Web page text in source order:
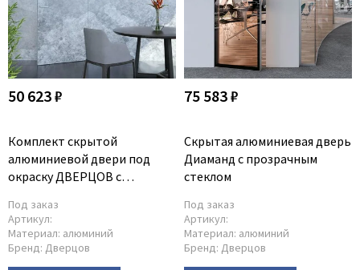
50 623 ₽
Комплект скрытой
алюминиевой двери под
окраску ДВЕРЦОВ с
Под заказ
Артикул:
Материал: алюминий
Бренд: Дверцов
75 583 ₽
Скрытая алюминиевая дверь
Диаманд с прозрачным
стеклом
Под заказ
Артикул:
Материал: алюминий
Бренд: Дверцов